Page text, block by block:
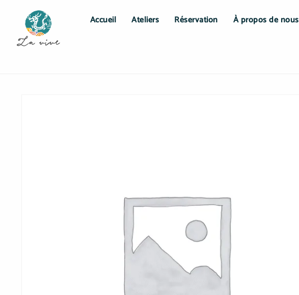
Accueil Ateliers Réservation À propos de nous